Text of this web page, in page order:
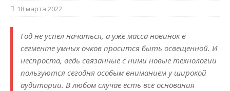
18 марта 2022
Год не успел начаться, а уже масса новинок в
сегменте умных очков просится быть освещенной. И
неспроста, ведь связанные с ними новые технологии
пользуются сегодня особым вниманием у широкой
аудитории. В любом случае есть все основания